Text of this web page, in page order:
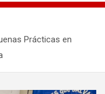
Prácticas en